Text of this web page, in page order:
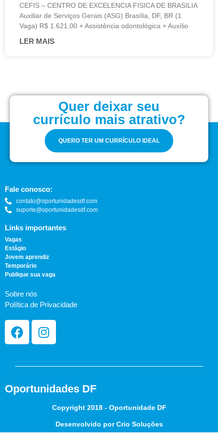
CEFIS – CENTRO DE EXCELENCIA FISICA DE BRASILIA
Auxiliar de Serviços Gerais (ASG) Brasília, DF, BR (1
Vaga) R$ 1.621,00 + Assistência odontológica + Auxílio
LER MAIS
Quer deixar seu
currículo mais atrativo?
QUERO TER UM CURRÍCULO IDEAL
Fale conosco:
contato@oportunidadesdf.com
suporte@oportunidadesdf.com
Links importantes
Vagas
Estágio
Jovem aprendiz
Temporário
Publique sua vaga
Sobre nós
Política de Privacidade
Oportunidades DF
Copyright 2018 - Oportunidade DF
Desenvolvido por Crio Soluções